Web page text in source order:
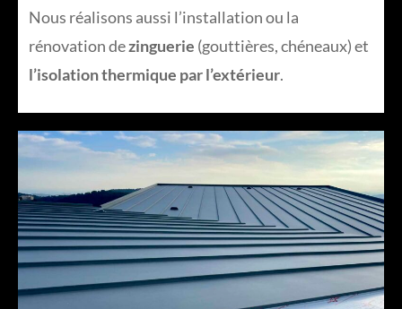
Nous réalisons aussi l’installation ou la
rénovation dezinguerie (gouttières, chéneaux) et
l’isolation thermique par l’extérieur.